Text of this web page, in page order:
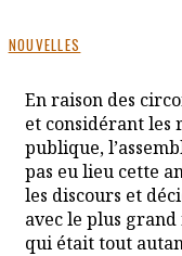
En raison des
et considérant les
publique,
pas eu lieu cette
les discours et
avec le plus
qui était tout
NOUVELLES